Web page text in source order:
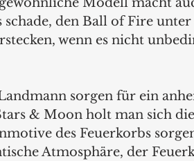
den Ball of Fire
wenn es nicht
sorgen für ein
& Moon holt man sich
des Feuerkorbs
Atmosphäre, der